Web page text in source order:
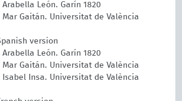
Arabella León. Garín 1820
Mar Gaitán. Universitat de València
version
Arabella León. Garín 1820
Mar Gaitán. Universitat de València
Isabel Insa. Universitat de València